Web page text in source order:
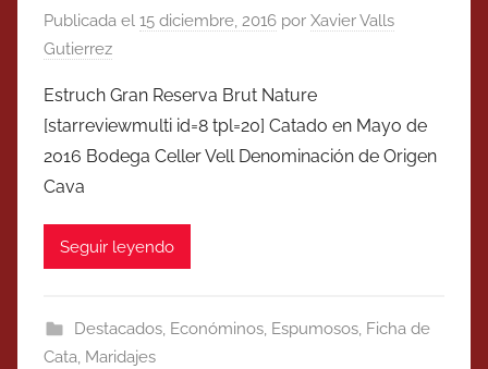
Publicada el 15 diciembre, 2016 por Xavier Valls
Gutierrez
Estruch Gran Reserva Brut Nature
[starreviewmulti id=8 tpl=20] Catado en Mayo de
2016 Bodega Celler Vell Denominación de Origen
Cava
Seguir leyendo
Destacados, Económinos, Espumosos, Ficha de
Cata, Maridajes